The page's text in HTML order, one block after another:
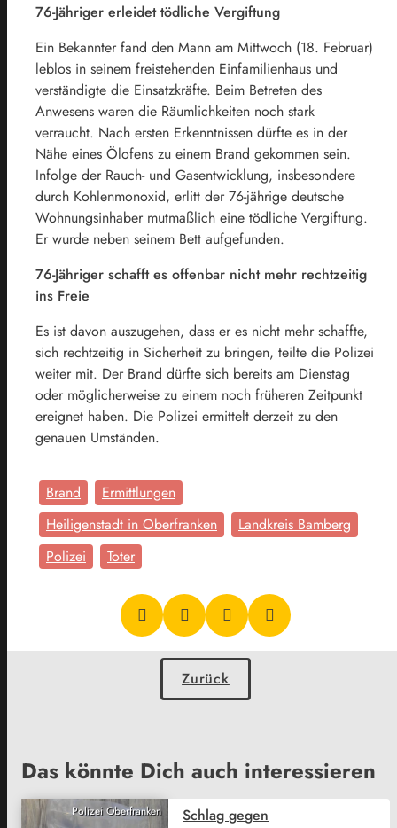
76-Jähriger erleidet tödliche Vergiftung
Ein Bekannter fand den Mann am Mittwoch (18. Februar)
leblos in seinem freistehenden Einfamilienhaus und
verständigte die Einsatzkräfte. Beim Betreten des
Anwesens waren die Räumlichkeiten noch stark
verraucht. Nach ersten Erkenntnissen dürfte es in der
Nähe eines Ölofens zu einem Brand gekommen sein.
Infolge der Rauch- und Gasentwicklung, insbesondere
durch Kohlenmonoxid, erlitt der 76-jährige deutsche
Wohnungsinhaber mutmaßlich eine tödliche Vergiftung.
Er wurde neben seinem Bett aufgefunden.
76-Jähriger schafft es offenbar nicht mehr rechtzeitig
ins Freie
Es ist davon auszugehen, dass er es nicht mehr schaffte,
sich rechtzeitig in Sicherheit zu bringen, teilte die Polizei
weiter mit. Der Brand dürfte sich bereits am Dienstag
oder möglicherweise zu einem noch früheren Zeitpunkt
ereignet haben. Die Polizei ermittelt derzeit zu den
genauen Umständen.
Brand
Ermittlungen
Heiligenstadt in Oberfranken
Landkreis Bamberg
Polizei
Toter
Zurück
Das könnte Dich auch interessieren
Polizei Oberfranken
Schlag gegen